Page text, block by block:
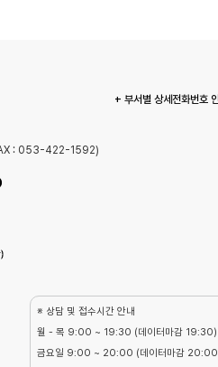
+ 부서별 상세전화번호
: 053-422-1592)
※ 상담 및 접수시간 안내
월 - 목 9:00 ~ 19:30 (데이터마감 19:30)
금요일 9:00 ~ 20:00 (데이터마감